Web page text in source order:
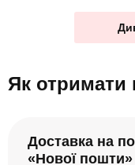
Як отримати
Доставка на
«Нової пошти»